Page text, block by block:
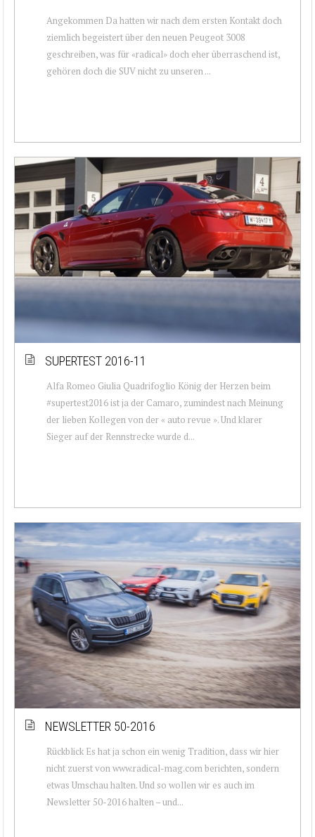
Angekommen Da hatten wir nach dem ersten Kontakt doch
ziemlich begeistert über den neuen Peugeot 3008
geschreiben, was für «radical» doch eher überraschend ist,
gehören doch die SUV nicht zu unseren ...
SUPERTEST 2016-11
Alfa Romeo Giulia Quadrifoglio König der Herzen beim
#supertest2016 ist ja der Camaro, zumindest nach Meinung
der lieben Kollegen von der « auto revue ». Und klarer
Sieger auf der Rennstrecke wurde d...
NEWSLETTER 50-2016
Rückblick Es hat ja schon ein wenig Tradition, dass wir hier
nicht zuerst von www.radical-mag.com berichten, sondern
etwas Umschau halten. Und so wollen wir es auch im
Newsletter 50-2016 halten – und...